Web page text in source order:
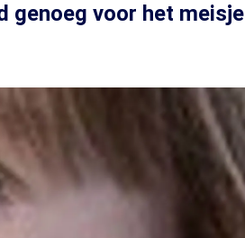
genoeg voor het meisje